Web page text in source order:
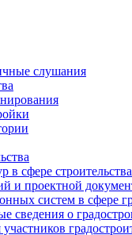
слушания
сфере строительства
и проектной
систем в сфере
сведения о